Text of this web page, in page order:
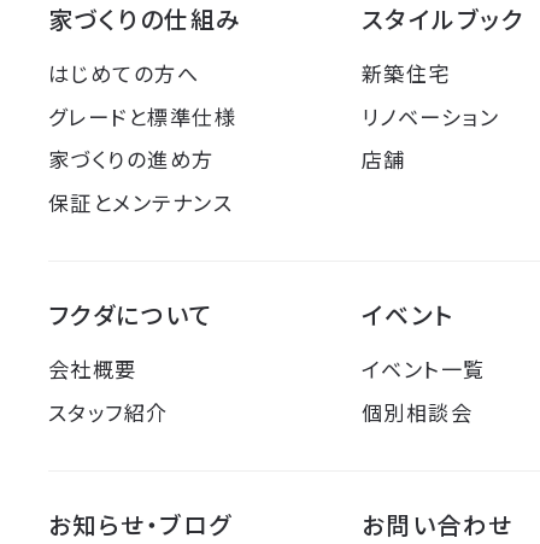
家づくりの仕組み
はじめての方へ
グレードと標準仕様
家づくりの進め方
保証とメンテナンス
スタイルブック
新築住宅
リノベーション
店舗
フクダについて
会社概要
スタッフ紹介
イベント
イベント一覧
個別相談会
お知らせ・ブログ お問い合わせ